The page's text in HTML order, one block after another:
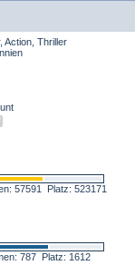
Action, Thriller
57591 Platz: 523171
787 Platz: 1612